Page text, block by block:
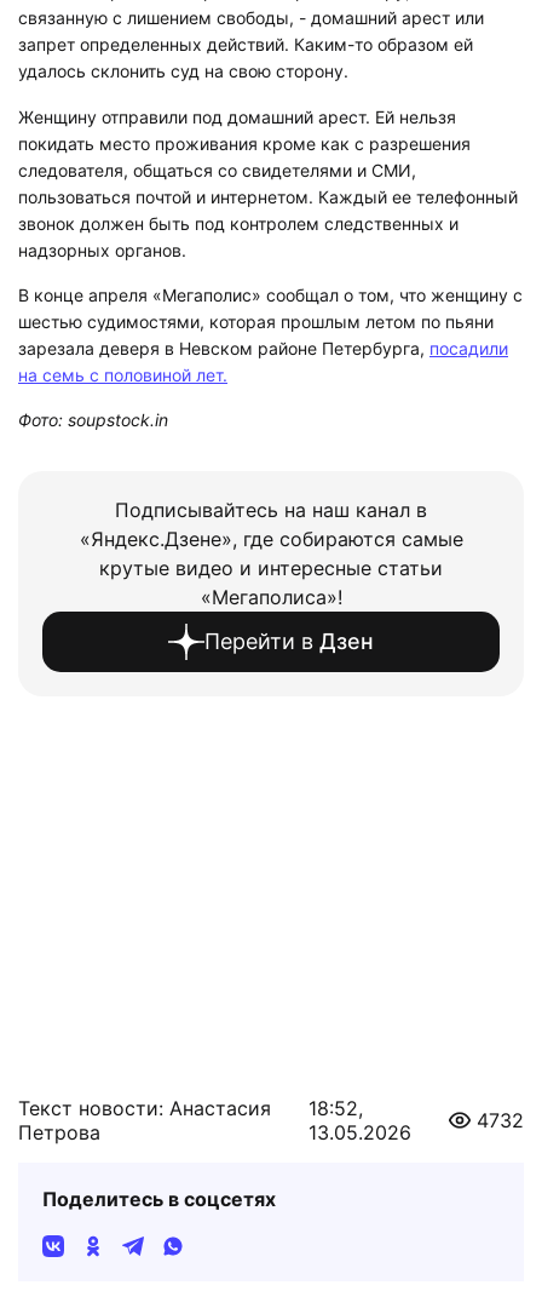
связанную с лишением свободы, - домашний арест или
запрет определенных действий. Каким-то образом ей
удалось склонить суд на свою сторону.
Женщину отправили под домашний арест. Ей нельзя
покидать место проживания кроме как с разрешения
следователя, общаться со свидетелями и СМИ,
пользоваться почтой и интернетом. Каждый ее телефонный
звонок должен быть под контролем следственных и
надзорных органов.
В конце апреля «Мегаполис» сообщал о том, что женщину с
шестью судимостями, которая прошлым летом по пьяни
зарезала деверя в Невском районе Петербурга, посадили
на семь с половиной лет.
Фото: soupstock.in
Подписывайтесь на наш канал в
«Яндекс.Дзене», где собираются самые
крутые видео и интересные статьи
«Мегаполиса»!
Перейти в Дзен
Текст новости: Анастасия
Петрова
18:52,
13.05.2026
4732
Поделитесь в соцсетях